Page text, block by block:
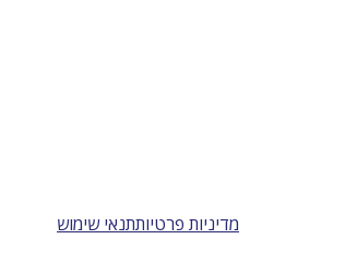
מדיניות פרטיותתנאי שימוש